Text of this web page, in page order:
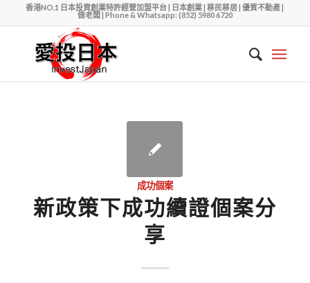
香港NO.1 日本投資創業特許經營加盟平台 | 日本創業 | 移民移居 | 優質不動產 |
做老闆 | Phone & Whatsapp: (852) 5980 6720
成功個案
新政策下成功續證個案分
享